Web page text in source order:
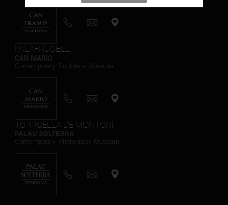
PALAFRUGELL
TORROELLA DE MONTGRÍ